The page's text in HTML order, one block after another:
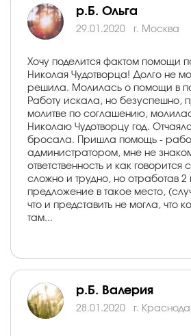
р.Б. Ольга
29.01.2020 г. Москва
Хочу поделится фактом помощи
Николая Чудотворца! Долго не
решила. Молилась о помощи в
Работу искала, но безуспешно,
молитве по соглашению,
Николаю Чудотворцу год.
бросала. Пришла помощь -
администратором, мне не
ответственность и как говорится
сложно и трудно, но отработав
предложение в такое место,
что и представить не могла, что
там...
р.Б. Валерия
28.01.2020 г.